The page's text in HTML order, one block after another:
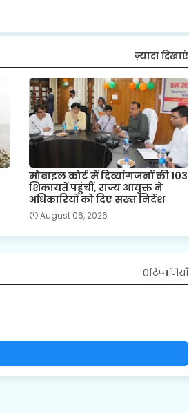
ज़्यादा दिखाएं
मोबाइल कोर्ट में दिव्यांगजनों की 103
शिकायतें पहुंचीं, राज्य आयुक्त ने
अधिकारियों को दिए सख्त निर्देश
August 06, 2026
0टिप्पणियाँ